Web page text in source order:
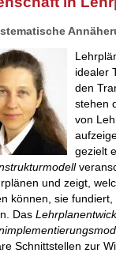
idealer
den
stehen
von
gezielt
und zeigt,
können, sie
Das
Schnittstellen zur